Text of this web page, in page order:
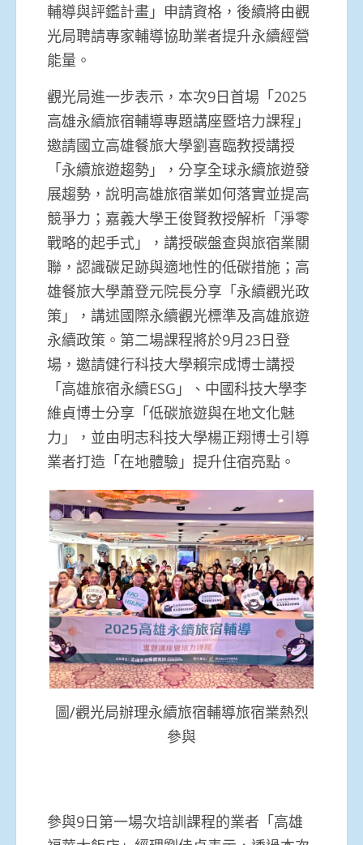
輔導與評鑑計畫」申請資格，後續將由觀
光局聘請專家輔導協助業者提升永續經營
能量。
觀光局進一步表示，本次9日首場「2025
高雄永續旅宿輔導專題講座暨培力課程」
邀請國立高雄餐旅大學劉喜臨教授講授
「永續旅遊趨勢」，分享全球永續旅遊發
展趨勢，說明高雄旅宿業如何落實並提高
競爭力；嘉義大學王俊賢教授解析「淨零
戰略的起手式」，講授碳盤查與旅宿業關
聯，認識碳足跡與適地性的低碳措施；高
雄餐旅大學蕭登元院長分享「永續觀光政
策」，講述國際永續觀光標準及高雄旅遊
永續政策。第二場課程將於9月23日登
場，邀請健行科技大學賴宗成博士講授
「高雄旅宿永續ESG」、中國科技大學李
維貞博士分享「低碳旅遊與在地文化魅
力」，並由明志科技大學楊正翔博士引導
業者打造「在地體驗」提升住宿亮點。
圖/觀光局辦理永續旅宿輔導旅宿業熱烈
參與
參與9日第一場次培訓課程的業者「高雄